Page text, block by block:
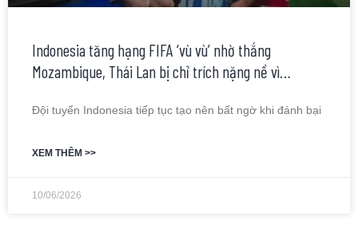
Indonesia tăng hạng FIFA ‘vù vù’ nhờ thắng
Mozambique, Thái Lan bị chỉ trích nặng nề vì…
Đội tuyển Indonesia tiếp tục tạo nên bất ngờ khi đánh bại
XEM THÊM >>
10/06/2026